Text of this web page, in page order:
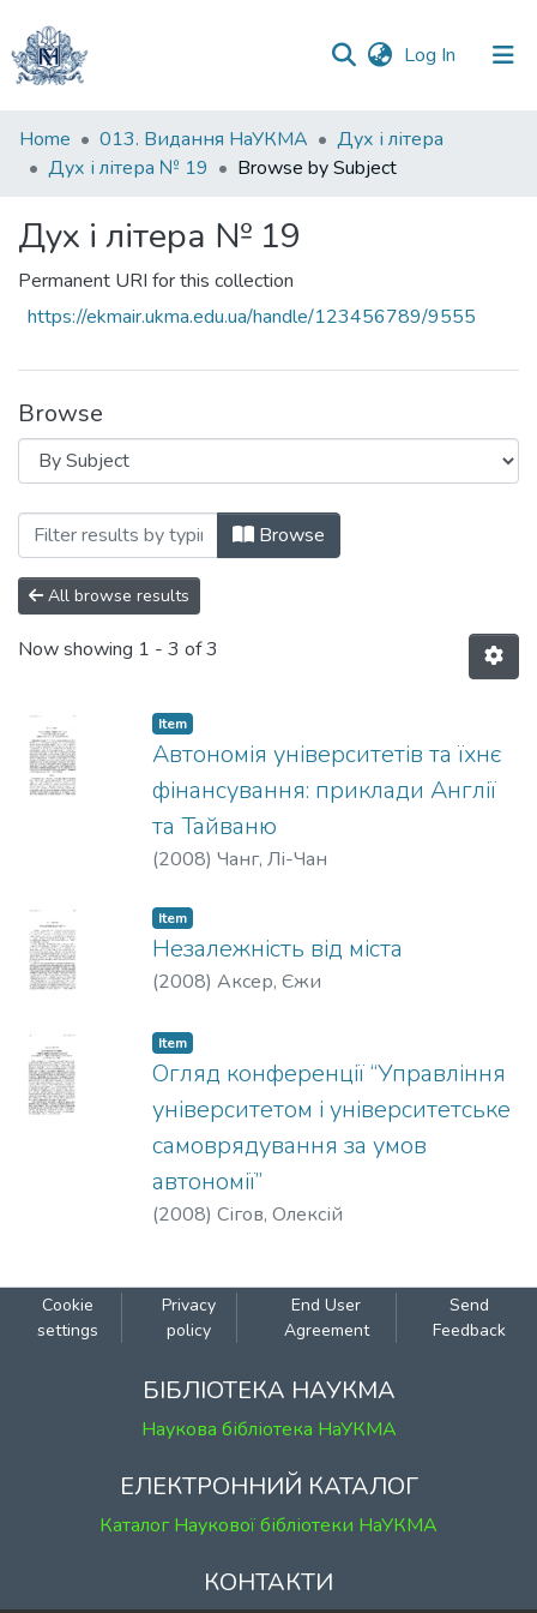
Log In (current)
Communities
&
All of DSpace
Home 013. Видання НаУКМА
Дух і літера
Дух і літера № 19
Browse by Subject
Дух і літера № 19
Permanent URI for this collection
https://ekmair.ukma.edu.ua/handle/123456789/9555
Browse
Browsing Дух і літера № 19 by Subject
Browse
All browse results
Now showing 1 - 3 of 3
Item
Автономія університетів та їхнє
фінансування: приклади Англії
та Тайваню
(2008) Чанг, Лі-Чан
Item
Незалежність від міста
(2008) Аксер, Єжи
Item
Огляд конференції “Управління
університетом і університетське
самоврядування за умов
автономії”
(2008) Сігов, Олексій
Cookie
settings
Privacy
policy
End User
Agreement
Send
Feedback
БІБЛІОТЕКА НАУКМА
Наукова бібліотека НаУКМА
ЕЛЕКТРОННИЙ КАТАЛОГ
Каталог Наукової бібліотеки НаУКМА
КОНТАКТИ